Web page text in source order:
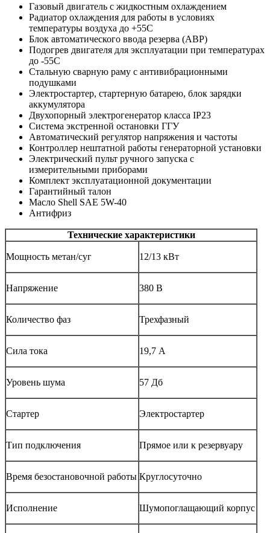
Газовый двигатель с жидкостным охлаждением
Радиатор охлаждения для работы в условиях
температуры воздуха до +55С
Блок автоматического ввода резерва (АВР)
Подогрев двигателя для эксплуатации при температурах
до -55С
Стальную сварную раму с антивибрационными
подушками
Электростартер, стартерную батарею, блок зарядки
аккумулятора
Двухопорный электрогенератор класса IP23
Система экстренной остановки ГГУ
Автоматический регулятор напряжения и частоты
Контроллер нештатной работы генераторной установки
Электрический пульт ручного запуска с
измерительными приборами
Комплект эксплуатационной документации
Гарантийный талон
Масло Shell SAE 5W-40
Антифриз
Технические характеристики
Мощность метан/суг 12/13 кВт
Напряжение 380 В
Количество фаз Трехфазный
Сила тока 19,7 А
Уровень шума 57 Дб
Стартер Электростартер
Тип подключения Прямое или к резервуару
Время безостановочной работы Круглосуточно
Исполнение Шумопоглащающий корпус